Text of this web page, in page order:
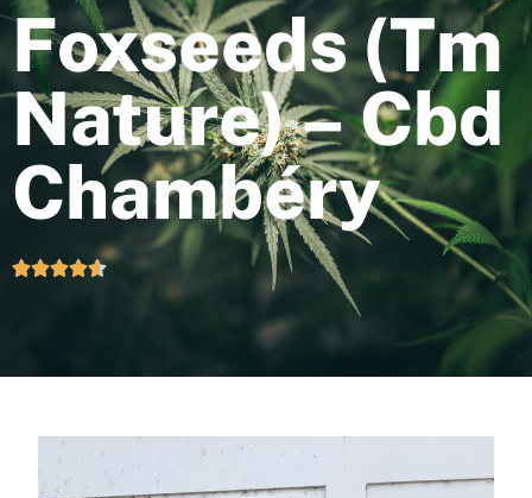
Foxseeds (Tm
Nature) – Cbd
Chambéry
